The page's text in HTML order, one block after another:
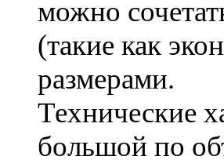
можно
(такие как
размерами.
Технические
большой по